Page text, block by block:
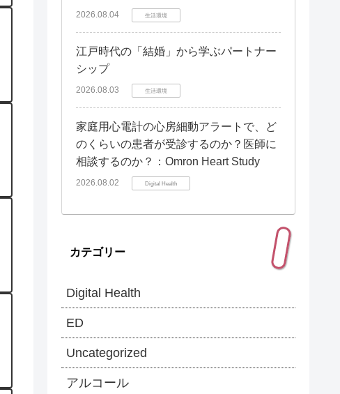
2026.08.04 生活環境
江戸時代の「結婚」から学ぶパートナー
シップ
2026.08.03 生活環境
家庭用心電計の心房細動アラートで、ど
のくらいの患者が受診するのか？医師に
相談するのか？：Omron Heart Study
2026.08.02 Digital Health
カテゴリー
Digital Health
ED
Uncategorized
アルコール